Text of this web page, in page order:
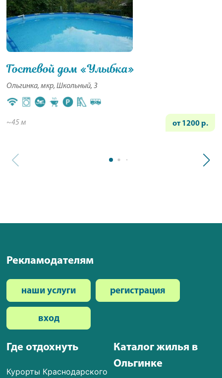
Гостевой дом «Улыбка»
Ольгинка, мкр, Школьный, 3
~45 м от 1200 р.
Где отдохнуть
Курорты Краснодарского
Каталог жилья в
Ольгинке
Рекламодателям
наши услуги регистрация
вход